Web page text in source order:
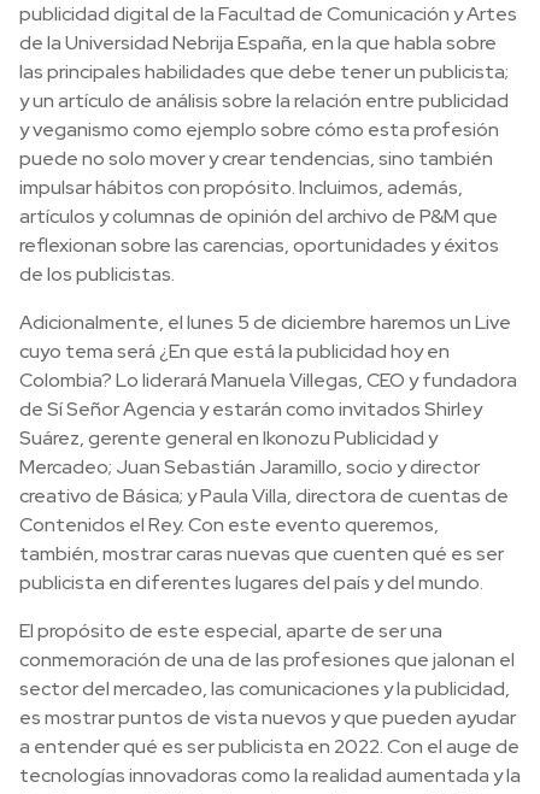
publicidad digital de la Facultad de Comunicación y Artes
de la Universidad Nebrija España, en la que habla sobre
las principales habilidades que debe tener un publicista;
y un artículo de análisis sobre la relación entre publicidad
y veganismo como ejemplo sobre cómo esta profesión
puede no solo mover y crear tendencias, sino también
impulsar hábitos con propósito. Incluimos, además,
artículos y columnas de opinión del archivo de P&M que
reflexionan sobre las carencias, oportunidades y éxitos
de los publicistas.
Adicionalmente, el lunes 5 de diciembre haremos un Live
cuyo tema será ¿En que está la publicidad hoy en
Colombia? Lo liderará Manuela Villegas, CEO y fundadora
de Sí Señor Agencia y estarán como invitados Shirley
Suárez, gerente general en Ikonozu Publicidad y
Mercadeo; Juan Sebastián Jaramillo, socio y director
creativo de Básica; y Paula Villa, directora de cuentas de
Contenidos el Rey. Con este evento queremos,
también, mostrar caras nuevas que cuenten qué es ser
publicista en diferentes lugares del país y del mundo.
El propósito de este especial, aparte de ser una
conmemoración de una de las profesiones que jalonan el
sector del mercadeo, las comunicaciones y la publicidad,
es mostrar puntos de vista nuevos y que pueden ayudar
a entender qué es ser publicista en 2022. Con el auge de
tecnologías innovadoras como la realidad aumentada y la